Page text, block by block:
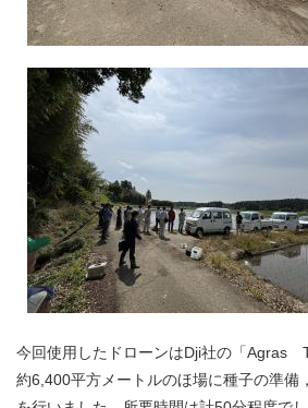
今回使用したドローンはDji社の「Agras
約6,400平方メートルのほ場に種子の準備